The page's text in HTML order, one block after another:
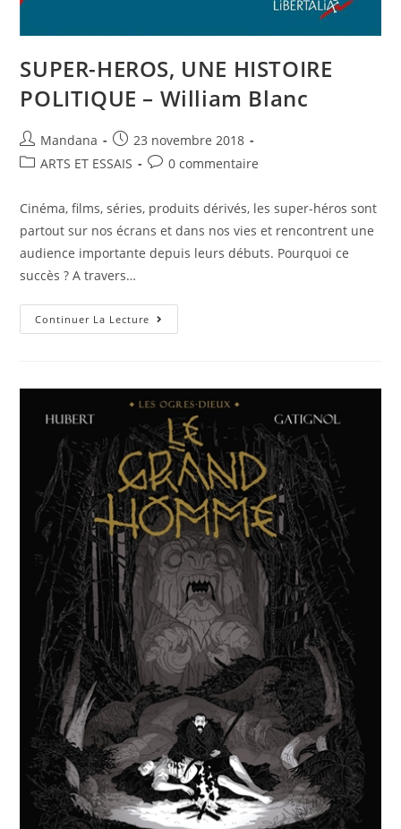
SUPER-HEROS, UNE HISTOIRE
POLITIQUE – William Blanc
Mandana
23 novembre 2018
ARTS ET ESSAIS
0 commentaire
Cinéma, films, séries, produits dérivés, les super-héros sont
partout sur nos écrans et dans nos vies et rencontrent une
audience importante depuis leurs débuts. Pourquoi ce
succès ? A travers…
Continuer La Lecture